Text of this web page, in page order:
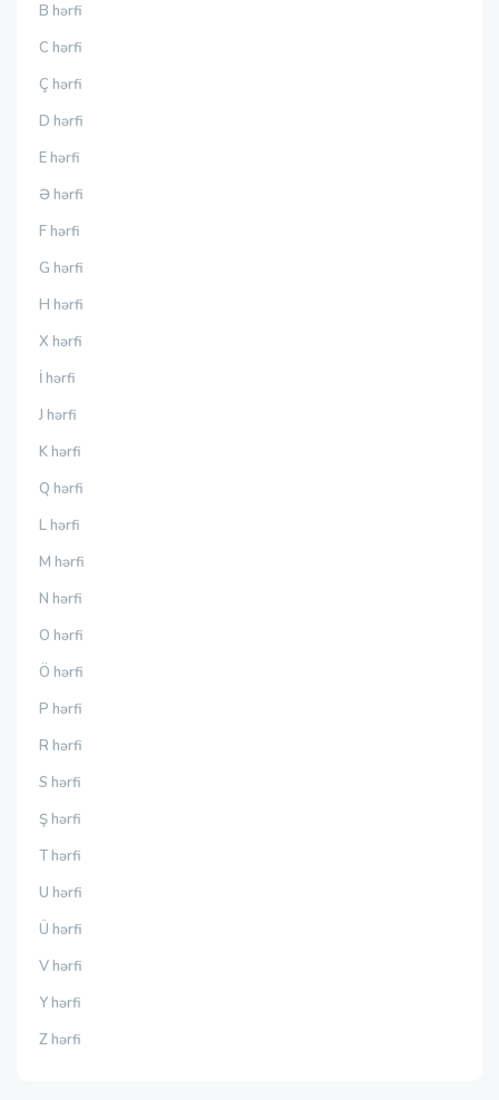
B hərfi
C hərfi
Ç hərfi
D hərfi
E hərfi
Ə hərfi
F hərfi
G hərfi
H hərfi
X hərfi
İ hərfi
J hərfi
K hərfi
Q hərfi
L hərfi
M hərfi
N hərfi
O hərfi
Ö hərfi
P hərfi
R hərfi
S hərfi
Ş hərfi
T hərfi
U hərfi
Ü hərfi
V hərfi
Y hərfi
Z hərfi